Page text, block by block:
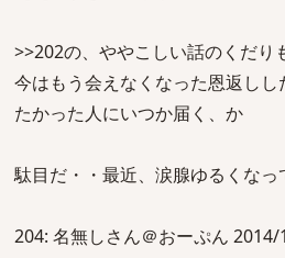
>>202の、ややこしい話のくだり
今はもう会えなくなった恩返し
たかった人にいつか届く、か
駄目だ・・最近、涙腺ゆるくなっ
204: 名無しさん＠おーぷん 2014/